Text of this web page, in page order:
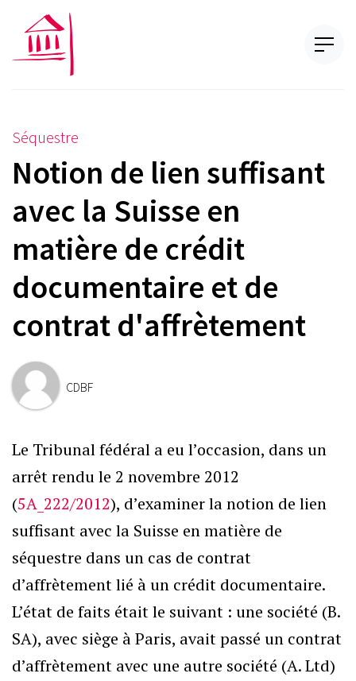
Séquestre
Notion de lien suffisant
avec la Suisse en
matière de crédit
documentaire et de
contrat d'affrètement
CDBF
Le Tribunal fédéral a eu l’occasion, dans un
arrêt rendu le 2 novembre 2012
(5A_222/2012), d’examiner la notion de lien
suffisant avec la Suisse en matière de
séquestre dans un cas de contrat
d’affrètement lié à un crédit documentaire.
L’état de faits était le suivant : une société (B.
SA), avec siège à Paris, avait passé un contrat
d’affrètement avec une autre société (A. Ltd)